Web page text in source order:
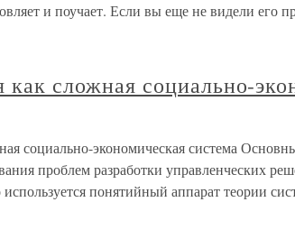
и поучает. Если вы еще не видели его
как сложная социально-
социально-экономическая система
проблем разработки управленческих
понятийный аппарат теории